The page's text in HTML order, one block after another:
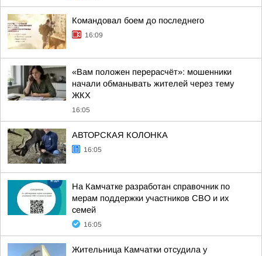
Командовал боем до последнего
16:09
«Вам положен перерасчёт»: мошенники
начали обманывать жителей через тему
ЖКХ
16:05
АВТОРСКАЯ КОЛОНКА
16:05
На Камчатке разработан справочник по
мерам поддержки участников СВО и их
семей
16:05
Жительница Камчатки отсудила у